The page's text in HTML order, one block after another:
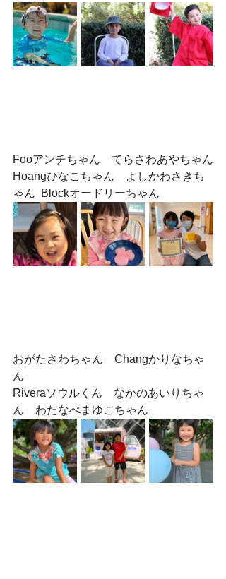
Fooアンチちゃん　てらさわあやちゃん
Hoangひなこちゃん　よしかわさきち
ゃん  Blockオードリーちゃん
おがたさわちゃん　Changかりなちゃ
ん
Riveraソウルくん　なかのあいりちゃ
ん　わたなべまゆこちゃん